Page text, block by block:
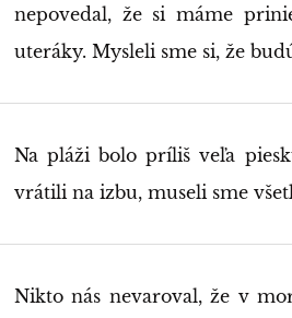
nepovedal, že si máme
uteráky. Mysleli sme si, že
Na pláži bolo príliš veľa
vrátili na izbu, museli sme
Nikto nás nevaroval, že v